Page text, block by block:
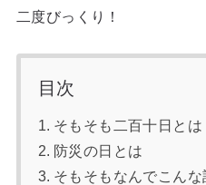
二度びっくり！
目次
そもそも二百十日とは
防災の日とは
そもそもなんでこん